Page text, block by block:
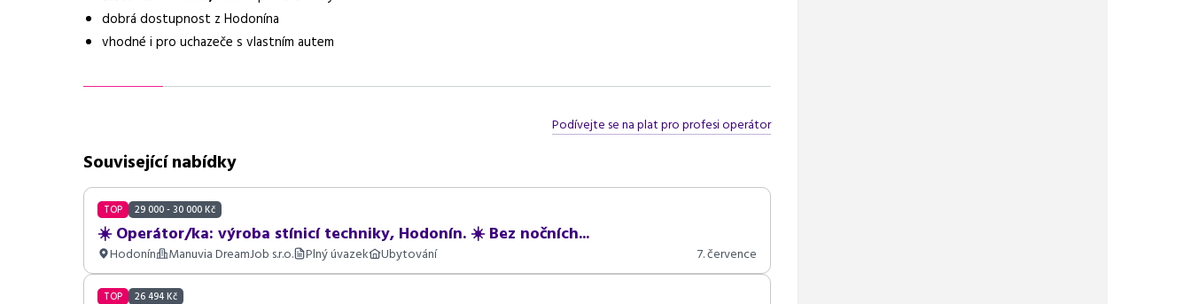
dobrá dostupnost z Hodonína
vhodné i pro uchazeče s vlastním autem
Podívejte se na plat pro profesi operátor
Související nabídky
TOP 29 000 - 30 000 Kč
☀️ Operátor/ka: výroba stínicí techniky, Hodonín. ☀️ Bez nočních...
Hodonín Manuvia DreamJob s.r.o. Plný úvazek Ubytování 7. července
TOP 26 494 Kč